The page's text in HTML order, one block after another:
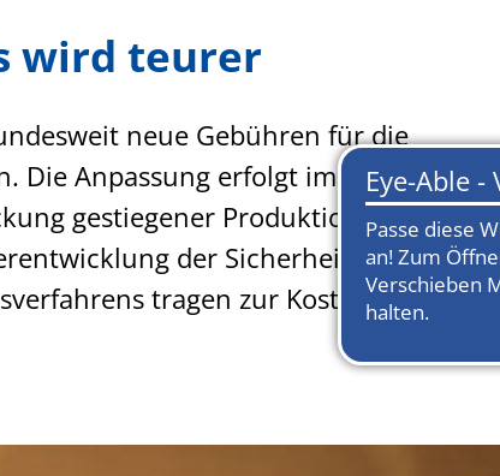
wird teurer
neue Gebühren für die
Die Anpassung erfolgt im Rahmen
gestiegener Produktions- und
der Sicherheitsmerkmale
tragen zur Kostensteigerung